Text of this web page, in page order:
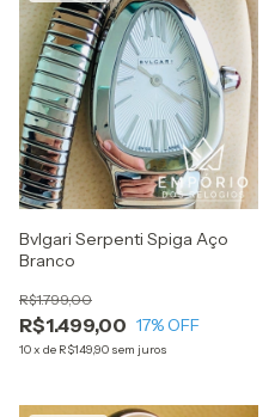
Bvlgari Serpenti Spiga Aço
Branco
R$1.499,00
R$1.799,00
17% OFF
10x de R$149,90 sem juros